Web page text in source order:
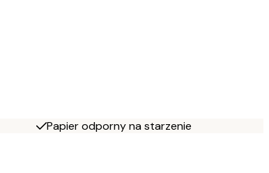
Papier odporny na starzenie